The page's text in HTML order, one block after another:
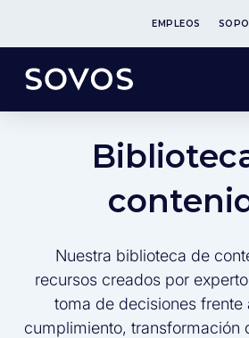
EMPLEOS
Nuestra biblioteca de
recursos creados por
toma de decisiones frente
cumplimiento, transformación